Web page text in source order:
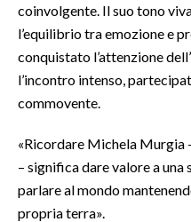
INFO AZIENDE
NECROLOGI
PUBBLICITÀ
coinvolgente. Il suo tono
l’equilibrio tra emozione e
conquistato l’attenzione
l’incontro intenso,
commovente.
«Ricordare Michela Murgia
– significa dare valore a
parlare al mondo
propria terra».